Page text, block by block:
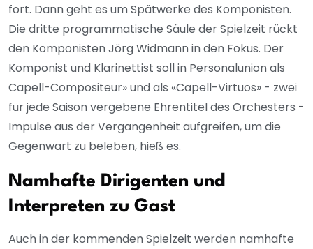
fort. Dann geht es um Spätwerke des Komponisten.
Die dritte programmatische Säule der Spielzeit rückt
den Komponisten Jörg Widmann in den Fokus. Der
Komponist und Klarinettist soll in Personalunion als
Capell-Compositeur» und als «Capell-Virtuos» - zwei
für jede Saison vergebene Ehrentitel des Orchesters -
Impulse aus der Vergangenheit aufgreifen, um die
Gegenwart zu beleben, hieß es.
Namhafte Dirigenten und
Interpreten zu Gast
Auch in der kommenden Spielzeit werden namhafte